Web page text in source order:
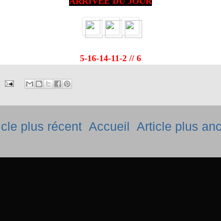
5-16-14-11-2 // 6
plus récent Article plus
Accueil